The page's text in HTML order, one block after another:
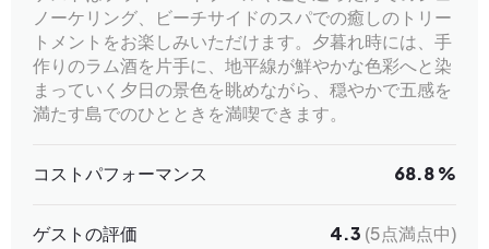
ノーケリング、ビーチサイドのスパでの癒しのトリー
トメントをお楽しみいただけます。夕暮れ時には、手
作りのラム酒を片手に、地平線が鮮やかな色彩へと染
まっていく夕日の景色を眺めながら、穏やかで五感を
満たす島でのひとときを満喫できます。
コストパフォーマンス 68.8 %
ゲストの評価 4.3 (5点満点中)